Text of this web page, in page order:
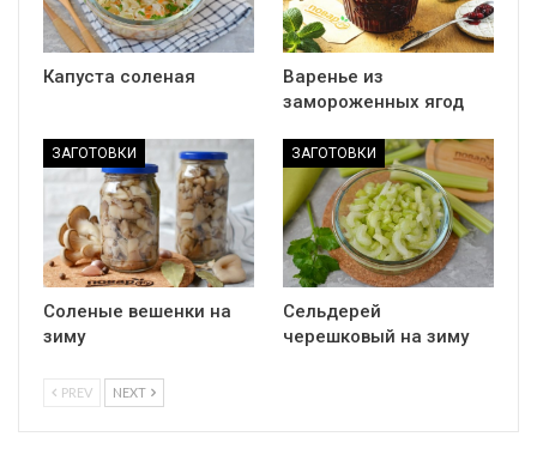
Капуста соленая
Варенье из
замороженных ягод
ЗАГОТОВКИ
Соленые вешенки на
зиму
ЗАГОТОВКИ
Сельдерей
черешковый на зиму
PREV NEXT